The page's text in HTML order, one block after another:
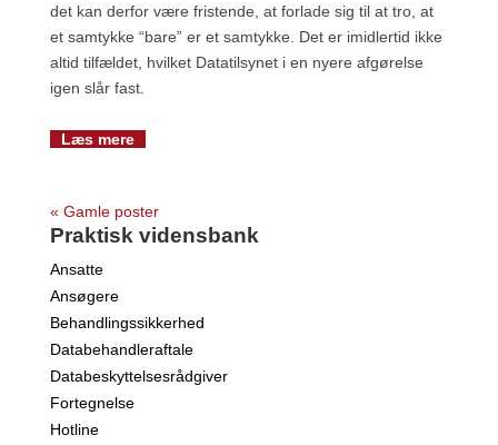
det kan derfor være fristende, at forlade sig til at tro, at
et samtykke “bare” er et samtykke. Det er imidlertid ikke
altid tilfældet, hvilket Datatilsynet i en nyere afgørelse
igen slår fast.
Læs mere
« Gamle poster
Praktisk vidensbank
Ansatte
Ansøgere
Behandlingssikkerhed
Databehandleraftale
Databeskyttelsesrådgiver
Fortegnelse
Hotline